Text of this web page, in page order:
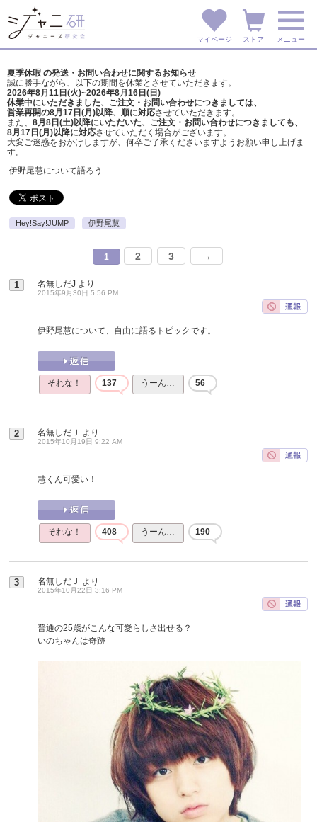
マイページ ストア メニュー
夏季休暇 の発送・お問い合わせに関するお知らせ
誠に勝手ながら、以下の期間を休業とさせていただきます。
2026年8月11日(火)~2026年8月16日(日)
休業中にいただきました、ご注文・お問い合わせにつきましては、
営業再開の8月17日(月)以降、順に対応させていただきます。
また、 8月8日(土)以降にいただいた、ご注文・ お問い合わせにつきましても、
8月17日(月)以降に対応させていただく場合がございます。
大変ご迷惑をおかけしますが、 何卒ご了承くださいますようお願い申し上げま
す。
伊野尾慧について語ろう
Hey!Say!JUMP 伊野尾慧
1 2 3 →
1 名無しだJ より
2015年9月30日 5:56 PM
伊野尾慧について、自由に語るトピックです。
それな！ 137 うーん… 56
2 名無しだＪ より
2015年10月19日 9:22 AM
慧くん可愛い！
それな！ 408 うーん… 190
3 名無しだＪ より
2015年10月22日 3:16 PM
普通の25歳がこんな可愛らしさ出せる？
いのちゃんは奇跡